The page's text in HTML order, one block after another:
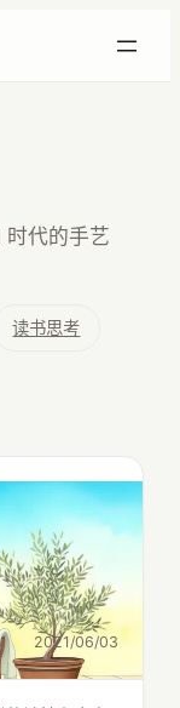
时代的手艺
读书思考
2021/06/03